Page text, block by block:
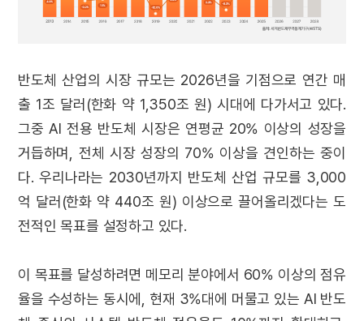
반도체 산업의 시장 규모는 2026년을 기점으로 연간 매
출 1조 달러(한화 약 1,350조 원) 시대에 다가서고 있다.
그중 AI 전용 반도체 시장은 연평균 20% 이상의 성장을
거듭하며, 전체 시장 성장의 70% 이상을 견인하는 중이
다. 우리나라는 2030년까지 반도체 산업 규모를 3,000
억 달러(한화 약 440조 원) 이상으로 끌어올리겠다는 도
전적인 목표를 설정하고 있다.
이 목표를 달성하려면 메모리 분야에서 60% 이상의 점유
율을 수성하는 동시에, 현재 3%대에 머물고 있는 AI 반도